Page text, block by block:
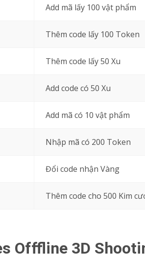
Add mã lấy 100 vật phẩm
Thêm code lấy 100 Token
Thêm code lấy 50 Xu
Add code có 50 Xu
Add mã có 10 vật phẩm
Nhập mã có 200 Token
Đổi code nhận Vàng
Thêm code cho 500 Kim
Offfline 3D